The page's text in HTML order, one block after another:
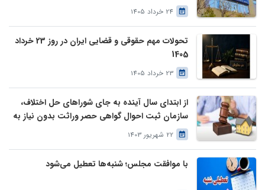
24 خرداد 1405
تحولات مهم حقوقی و قضایی ایران در روز 23 خرداد
1405
23 خرداد 1405
از ابتدای سال آینده به جای شوراهای حل اختلاف،
سازمان ثبت احوال گواهی حصر وراثت بدون نیاز به
درخواست وراث صادر خواهد کرد
22 شهریور 1403
با موافقت مجلس؛ شنبه‌ها تعطیل می‌شود